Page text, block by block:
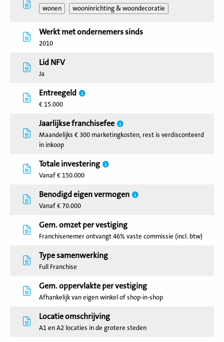
wonen wooninrichting & woondecoratie
Werkt met ondernemers sinds
2010
Lid NFV
Ja
Entreegeld
€ 15.000
Jaarlijkse franchisefee
Maandelijks € 300 marketingkosten, rest is verdisconteerd
in inkoop
Totale investering
Vanaf € 150.000
Benodigd eigen vermogen
Vanaf € 70.000
Gem. omzet per vestiging
Franchisenemer ontvangt 46% vaste commissie (incl. btw)
Type samenwerking
Full Franchise
Gem. oppervlakte per vestiging
Afhankelijk van eigen winkel of shop-in-shop
Locatie omschrijving
A1 en A2 locaties in de grotere steden